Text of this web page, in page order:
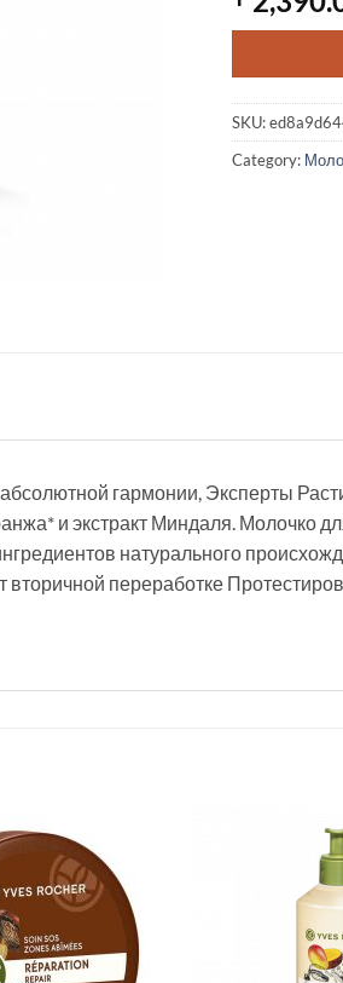
SKU:
Category:
гармонии, Эксперты
и экстракт Миндаля. Молочко
натурального
переработке